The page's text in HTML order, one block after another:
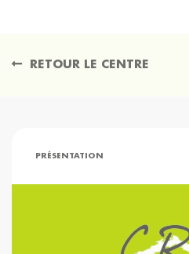
RETOUR LE CENTRE
PRÉSENTATION